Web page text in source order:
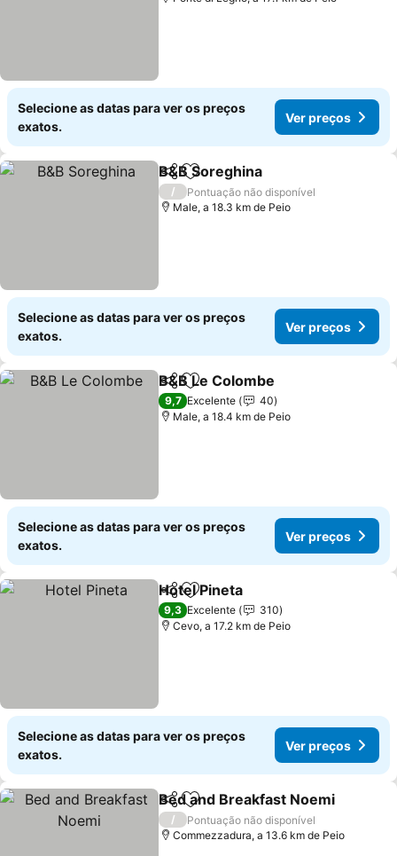
Selecione as datas para ver os preços
exatos.
Ver preços
PartilharAdicionar aos favoritos
B&B Soreghina
/
Pontuação não disponível
Male, a 18.3 km de Peio
Selecione as datas para ver os preços
exatos.
Ver preços
PartilharAdicionar aos favoritos
B&B Le Colombe
9,7 Excelente
40
Male, a 18.4 km de Peio
Selecione as datas para ver os preços
exatos.
Ver preços
PartilharAdicionar aos favoritos
Hotel Pineta
9,3 Excelente
310
Cevo, a 17.2 km de Peio
Selecione as datas para ver os preços
exatos.
Ver preços
PartilharAdicionar aos favoritos
Bed and Breakfast Noemi
/
Pontuação não disponível
Commezzadura, a 13.6 km de Peio